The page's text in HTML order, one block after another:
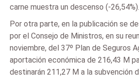
carne muestra un descenso (-26,54%).
Por otra parte, en la publicación se
por el Consejo de Ministros, en su
noviembre, del 37º Plan de Seguros
aportación económica de 216,43 M
destinarán 211,27 M a la subvención